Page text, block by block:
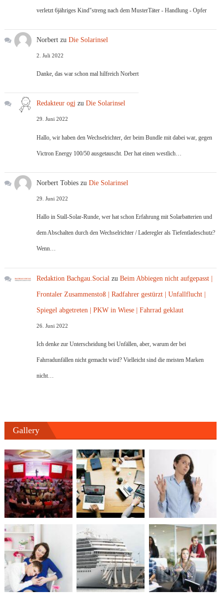
verletzt 6jähriges Kind"streng nach dem MusterTäter - Handlung - Opfer
Norbert zuDie Solarinsel
2. Juli 2022
Danke, das war schon mal hilfreich Norbert
Redakteur ogj zuDie Solarinsel
29. Juni 2022
Hallo, wir haben den Wechselrichter, der beim Bundle mit dabei war, gegen
Victron Energy 100/50 ausgetauscht. Der hat einen westlich…
Norbert Tobies zuDie Solarinsel
29. Juni 2022
Hallo in Stall-Solar-Runde, wer hat schon Erfahrung mit Solarbatterien und
dem Abschalten durch den Wechselrichter / Laderegler als Tiefentladeschutz?
Wenn…
Redaktion Bachgau.Social zuBeim Abbiegen nicht aufgepasst |
Frontaler Zusammenstoß | Radfahrer gestürzt | Unfallflucht |
Spiegel abgetreten | PKW in Wiese | Fahrrad geklaut
26. Juni 2022
Ich denke zur Unterscheidung bei Unfällen, aber, warum der bei
Fahrradunfällen nicht gemacht wird? Vielleicht sind die meisten Marken
nicht…
Gallery